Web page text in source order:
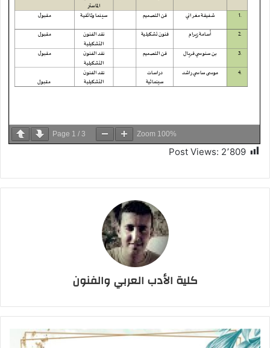
Page 1 / 3 Zoom 100%
Post Views: 2٬809
كلية الأدب العربي والفنون